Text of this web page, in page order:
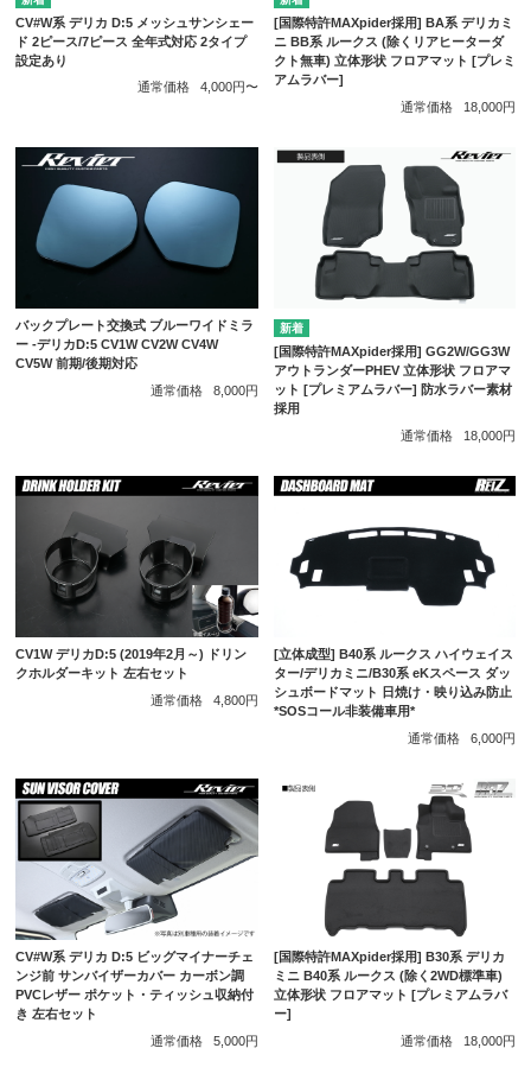
CV#W系 デリカ D:5 メッシュサンシェー
ド 2ピース/7ピース 全年式対応 2タイプ
設定あり
通常価格
4,000円〜
[国際特許MAXpider採用] BA系 デリカミ
ニ BB系 ルークス (除くリアヒーターダ
クト無車) 立体形状 フロアマット [プレミ
アムラバー]
通常価格
18,000円
バックプレート交換式 ブルーワイドミラ
ー -デリカD:5 CV1W CV2W CV4W
CV5W 前期/後期対応
通常価格
8,000円
[国際特許MAXpider採用] GG2W/GG3W
アウトランダーPHEV 立体形状 フロアマ
ット [プレミアムラバー] 防水ラバー素材
採用
通常価格
18,000円
CV1W デリカD:5 (2019年2月～) ドリン
クホルダーキット 左右セット
通常価格
4,800円
[立体成型] B40系 ルークス ハイウェイス
ター/デリカミニ/B30系 eKスペース ダッ
シュボードマット 日焼け・映り込み防止
*SOSコール非装備車用*
通常価格
6,000円
CV#W系 デリカ D:5 ビッグマイナーチェ
ンジ前 サンバイザーカバー カーボン調
PVCレザー ポケット・ティッシュ収納付
き 左右セット
通常価格
5,000円
[国際特許MAXpider採用] B30系 デリカ
ミニ B40系 ルークス (除く2WD標準車)
立体形状 フロアマット [プレミアムラバ
ー]
通常価格
18,000円